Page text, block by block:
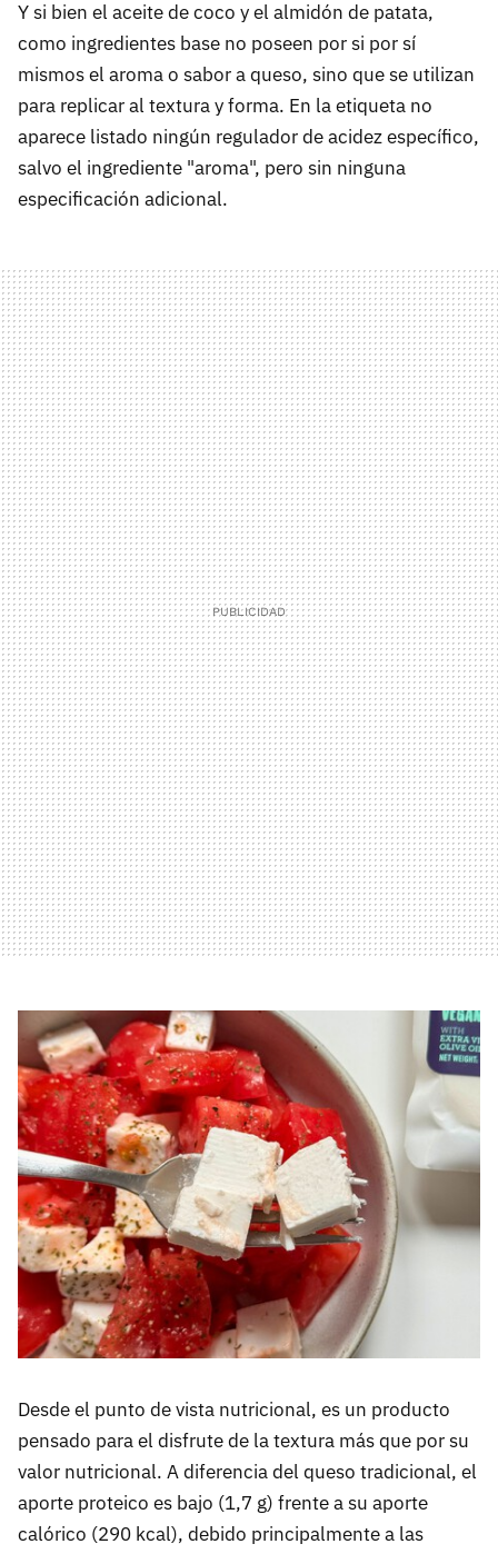
Y si bien el aceite de coco y el almidón de patata,
como ingredientes base no poseen por si por sí
mismos el aroma o sabor a queso, sino que se utilizan
para replicar al textura y forma. En la etiqueta no
aparece listado ningún regulador de acidez específico,
salvo el ingrediente "aroma", pero sin ninguna
especificación adicional.
Desde el punto de vista nutricional, es un producto
pensado para el disfrute de la textura más que por su
valor nutricional. A diferencia del queso tradicional, el
aporte proteico es bajo (1,7 g) frente a su aporte
calórico (290 kcal), debido principalmente a las